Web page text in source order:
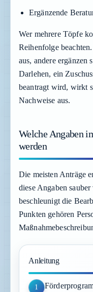
Ergänzende
Wer mehrere Töpfe
Reihenfolge
aus, andere ergänzen
Darlehen, ein
beantragt wird, wirkt
Nachweise aus.
Welche Angaben
werden
Die meisten Anträge
diese Angaben
beschleunigt die
Punkten gehören
Anleitung
1